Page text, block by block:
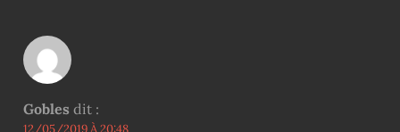
Gobles dit :
12/05/2019 À 20:48